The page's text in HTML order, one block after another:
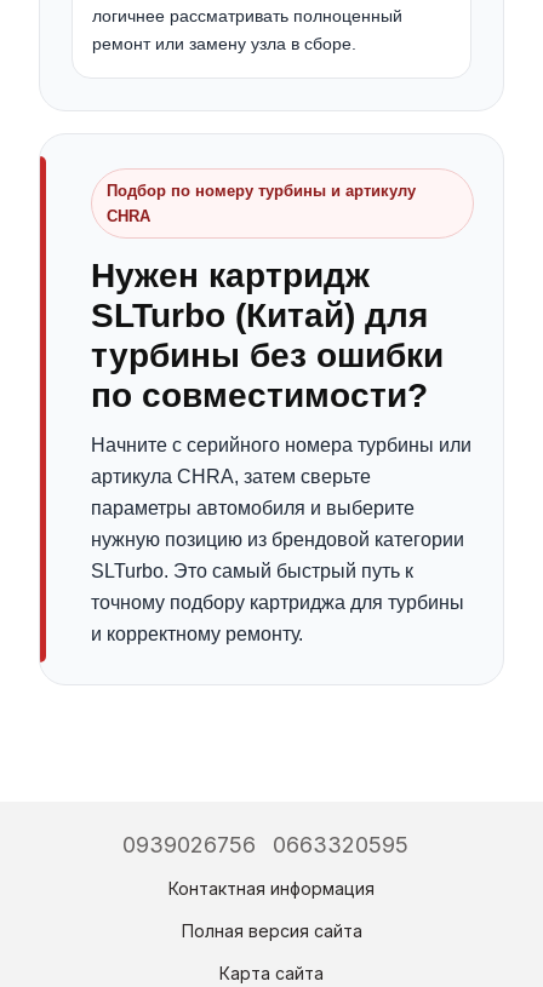
логичнее рассматривать полноценный
ремонт или замену узла в сборе.
Подбор по номеру турбины и артикулу
CHRA
Нужен картридж
SLTurbo (Китай) для
турбины без ошибки
по совместимости?
Начните с серийного номера турбины или
артикула CHRA, затем сверьте
параметры автомобиля и выберите
нужную позицию из брендовой категории
SLTurbo. Это самый быстрый путь к
точному подбору картриджа для турбины
и корректному ремонту.
0939026756 0663320595
Контактная информация
Полная версия сайта
Карта сайта